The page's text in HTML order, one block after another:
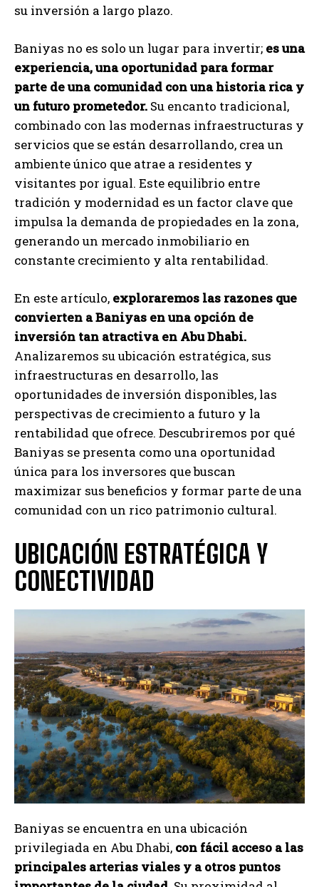
su inversión a largo plazo.
Baniyas no es solo un lugar para invertir; es una
experiencia, una oportunidad para formar
parte de una comunidad con una historia rica y
un futuro prometedor. Su encanto tradicional,
combinado con las modernas infraestructuras y
servicios que se están desarrollando, crea un
ambiente único que atrae a residentes y
visitantes por igual. Este equilibrio entre
tradición y modernidad es un factor clave que
impulsa la demanda de propiedades en la zona,
generando un mercado inmobiliario en
constante crecimiento y alta rentabilidad.
En este artículo, exploraremos las razones que
convierten a Baniyas en una opción de
inversión tan atractiva en Abu Dhabi.
Analizaremos su ubicación estratégica, sus
infraestructuras en desarrollo, las
oportunidades de inversión disponibles, las
perspectivas de crecimiento a futuro y la
rentabilidad que ofrece. Descubriremos por qué
Baniyas se presenta como una oportunidad
única para los inversores que buscan
maximizar sus beneficios y formar parte de una
comunidad con un rico patrimonio cultural.
UBICACIÓN ESTRATÉGICA Y
CONECTIVIDAD
Baniyas se encuentra en una ubicación
privilegiada en Abu Dhabi, con fácil acceso a las
principales arterias viales y a otros puntos